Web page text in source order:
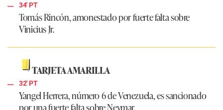
34' PT
Tomás Rincón, amonestado por fuerte falta sobre
Vinicius Jr.
TARJETA AMARILLA
32' PT
Yangel Herrera, número 6 de Venezuela, es sancionado
por una fuerte falta sobre Neymar.